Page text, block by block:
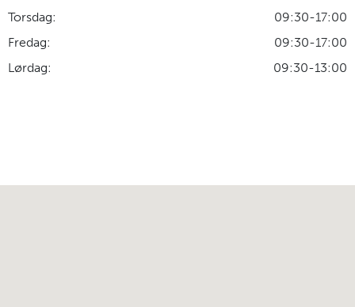
Torsdag:
09:30-17:00
Fredag:
09:30-17:00
Lørdag:
09:30-13:00